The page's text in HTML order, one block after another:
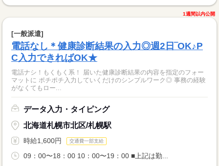
1週間以内公開
[一般派遣]
電話なし＊健康診断結果の入力◎週2日‾OK♪P
C入力できればOK★
電話ナシ！もくもく系！ 届いた健康診断結果の内容を指定のフォー
マットに ポチポチ入力していくだけのシンプルワーク◎ 事務の経験
がなくてもロー...
データ入力・タイピング
北海道札幌市北区/札幌駅
時給1,600円 交通費一部支給
09：00〜18：00 10：00〜19：00 ■上記は勤...